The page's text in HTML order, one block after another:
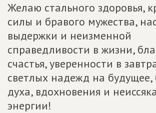
Желаю стального здоровья,
силы и бравого мужества,
выдержки и неизменной
справедливости в жизни,
счастья, уверенности в
светлых надежд на будущее,
духа, вдохновения и
энергии!